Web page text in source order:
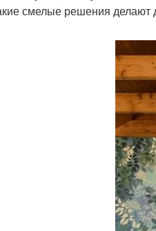
смелые решения